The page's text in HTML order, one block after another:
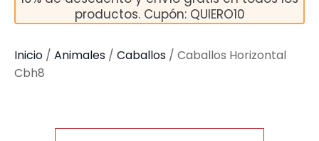
productos. Cupón: QUIERO10
Inicio / Animales / Caballos / Caballos Horizontal
Cbh8